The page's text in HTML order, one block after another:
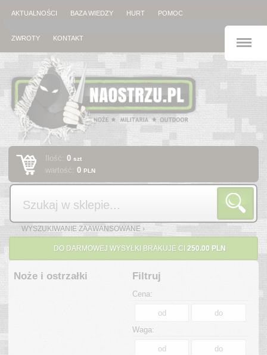
AKTUALNOŚCI BAZA WIEDZY HURT POMOC
ZWROTY KONTAKT
Ilość:0szt
wartość:0PLN
Szukaj
WYSZUKIWANIE ZAAWANSOWANE ›
DO DARMOWEJ WYSYŁKI BRAKUJE CI 250.00 PLN
Noże i ostrzałki Filtruj
Cena:
Waga: